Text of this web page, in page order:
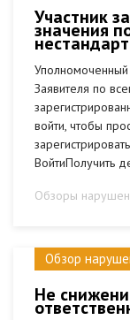
Участник
значения
Уполномоченный
Заявителя по
войти, чтобы
ВойтиПолучить
Обзоры
Обзор
Не